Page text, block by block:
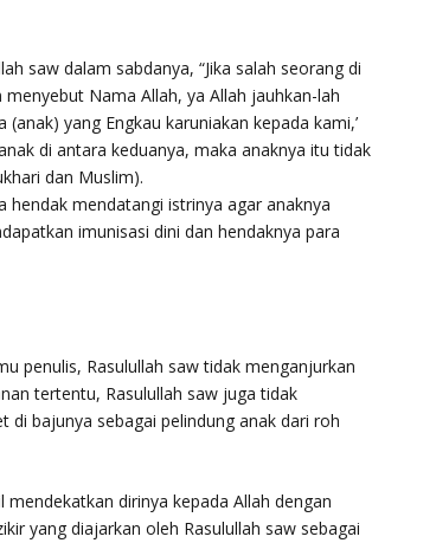
saw dalam sabdanya, “Jika salah seorang di
Nama Allah, ya Allah jauhkan-lah
yang Engkau karuniakan kepada kami,’
di antara keduanya, maka anaknya itu tidak
dan Muslim).
mendatangi istrinya agar anaknya
imunisasi dini dan hendaknya para
penulis, Rasulullah saw tidak menganjurkan
tertentu, Rasulullah saw juga tidak
bajunya sebagai pelindung anak dari roh
dirinya kepada Allah dengan
yang diajarkan oleh Rasulullah saw sebagai